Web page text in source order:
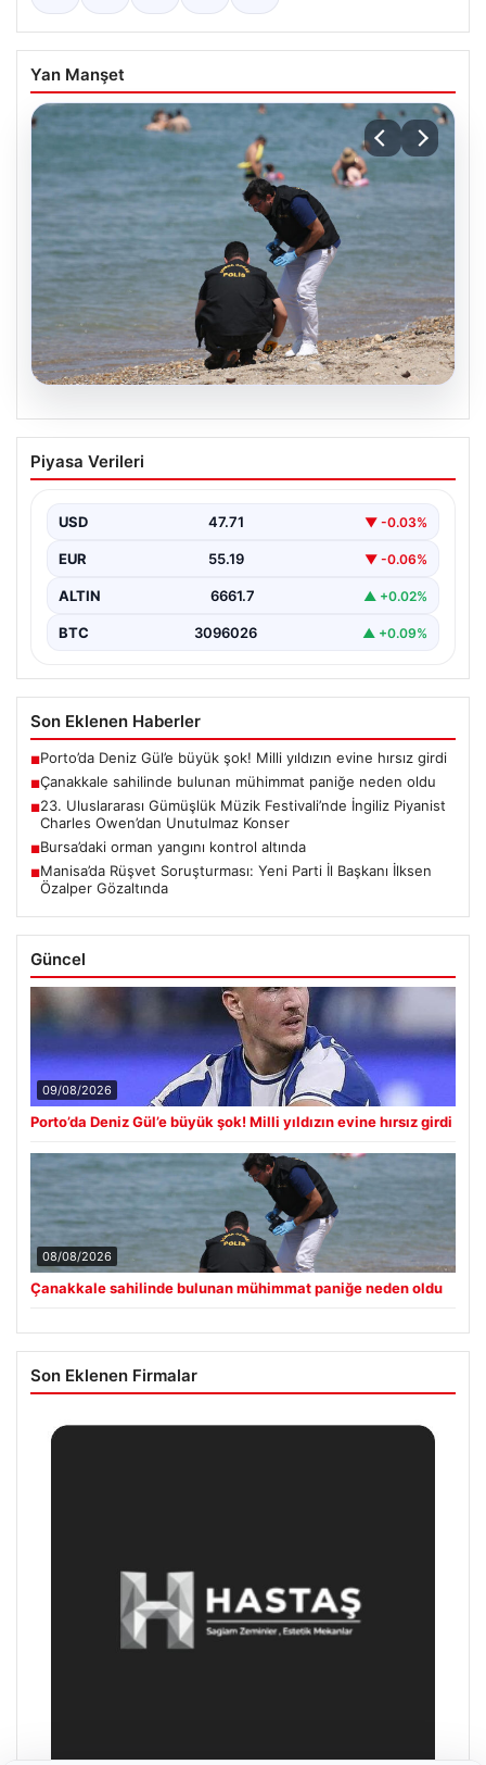
Yan Manşet
08.08.2026
Çanakkale sahilinde bulunan mühimmat
paniğe neden oldu
halka açık plajda deniz kıyısında metal bir cisim fark…
Piyasa Verileri
USD 47.71 ▼ -0.03%
EUR 55.19 ▼ -0.06%
ALTIN 6661.7 ▲ +0.02%
BTC 3096026 ▲ +0.09%
Son Eklenen Haberler
■Porto’da Deniz Gül’e büyük şok! Milli yıldızın evine hırsız girdi
■Çanakkale sahilinde bulunan mühimmat paniğe neden oldu
■23. Uluslararası Gümüşlük Müzik Festivali’nde İngiliz Piyanist
Charles Owen’dan Unutulmaz Konser
■Bursa’daki orman yangını kontrol altında
■Manisa’da Rüşvet Soruşturması: Yeni Parti İl Başkanı İlksen
Özalper Gözaltında
Güncel
09/08/2026
Porto’da Deniz Gül’e büyük şok! Milli yıldızın evine hırsız girdi
08/08/2026
Çanakkale sahilinde bulunan mühimmat paniğe neden oldu
Son Eklenen Firmalar